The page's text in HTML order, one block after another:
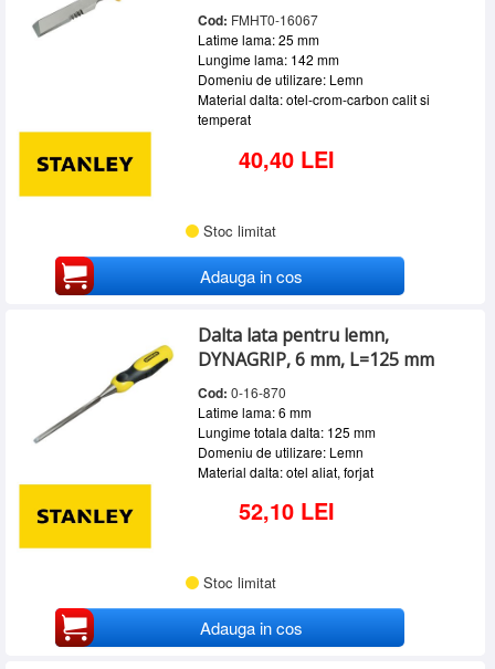
AUTENTIFICARE
Cod: FMHT0-16067
Latime lama: 25 mm
Lungime lama: 142 mm
Domeniu de utilizare: Lemn
Material dalta: otel-crom-carbon calit si
temperat
40,40 LEI
Stoc limitat
Adauga in cos
Dalta lata pentru lemn,
DYNAGRIP, 6 mm, L=125 mm
Cod: 0-16-870
Latime lama: 6 mm
Lungime totala dalta: 125 mm
Domeniu de utilizare: Lemn
Material dalta: otel aliat, forjat
52,10 LEI
Stoc limitat
Adauga in cos